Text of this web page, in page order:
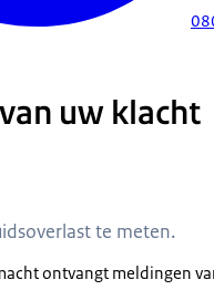
uw klacht
te meten.
ontvangt meldingen